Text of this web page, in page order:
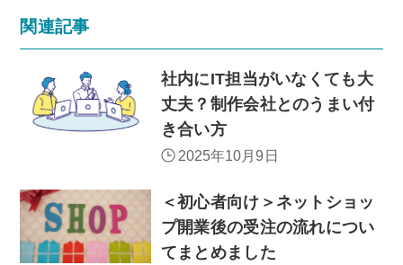
関連記事
社内にIT担当がいなくても大
丈夫？制作会社とのうまい付
き合い方
2025年10月9日
＜初心者向け＞ネットショッ
プ開業後の受注の流れについ
てまとめました